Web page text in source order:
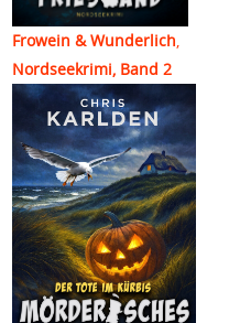
Frowein & Wunderlich,
Nordseekrimi, Band 2